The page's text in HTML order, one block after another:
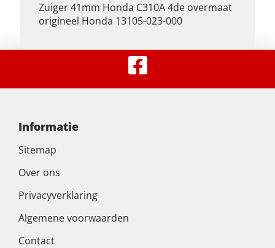
Zuiger 41mm Honda C310A 4de overmaat
origineel Honda 13105-023-000
Informatie
Sitemap
Over ons
Privacyverklaring
Algemene voorwaarden
Contact